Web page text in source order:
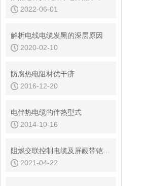
2022-06-01
解析电线电缆发黑的深层原因
2020-02-10
防腐热电阻材优干济
2016-12-20
电伴热电缆的伴热型式
2014-10-16
阻燃交联控制电缆及屏蔽带铠装型号选型
2021-04-22